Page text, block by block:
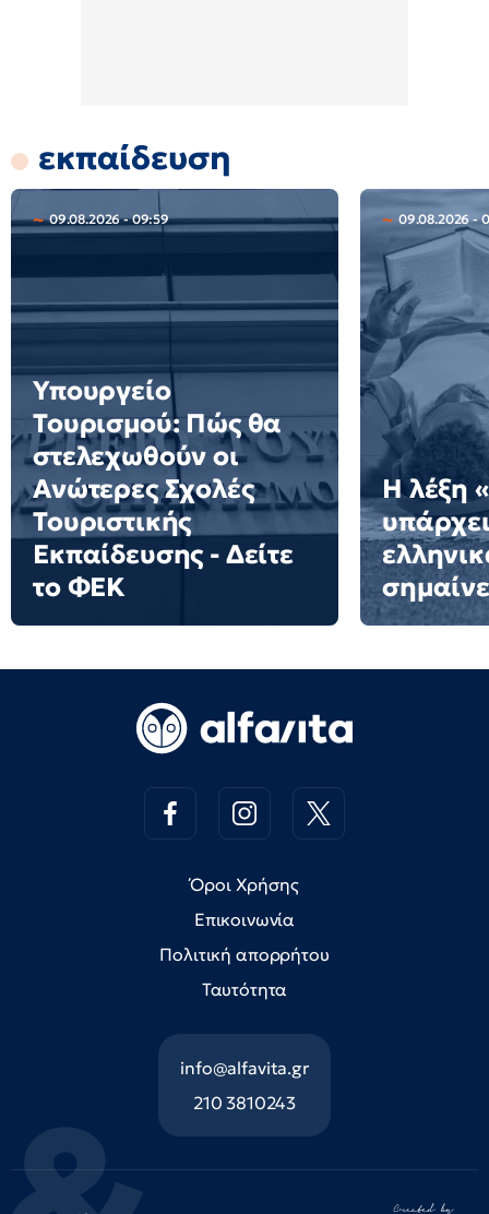
εκπαίδευση
09.08.2026 - 09:59
Υπουργείο
Τουρισμού: Πώς θα
στελεχωθούν οι
Ανώτερες Σχολές
Τουριστικής
Εκπαίδευσης - Δείτε
το ΦΕΚ
09.08.2026 -
Η λέξη
Όροι Χρήσης
Επικοινωνία
Πολιτική απορρήτου
Ταυτότητα
info@alfavita.gr
210 3810243